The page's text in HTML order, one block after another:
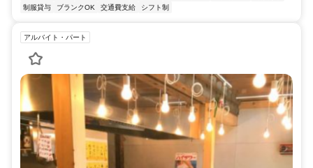
制服貸与
ブランクOK 交通費支給 シフト制
アルバイト・パート